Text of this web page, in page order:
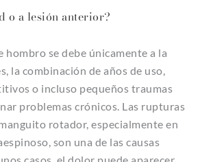
o a lesión anterior?
hombro se debe únicamente a la
la combinación de años de uso,
o incluso pequeños traumas
problemas crónicos. Las rupturas
rotador, especialmente en
son una de las causas